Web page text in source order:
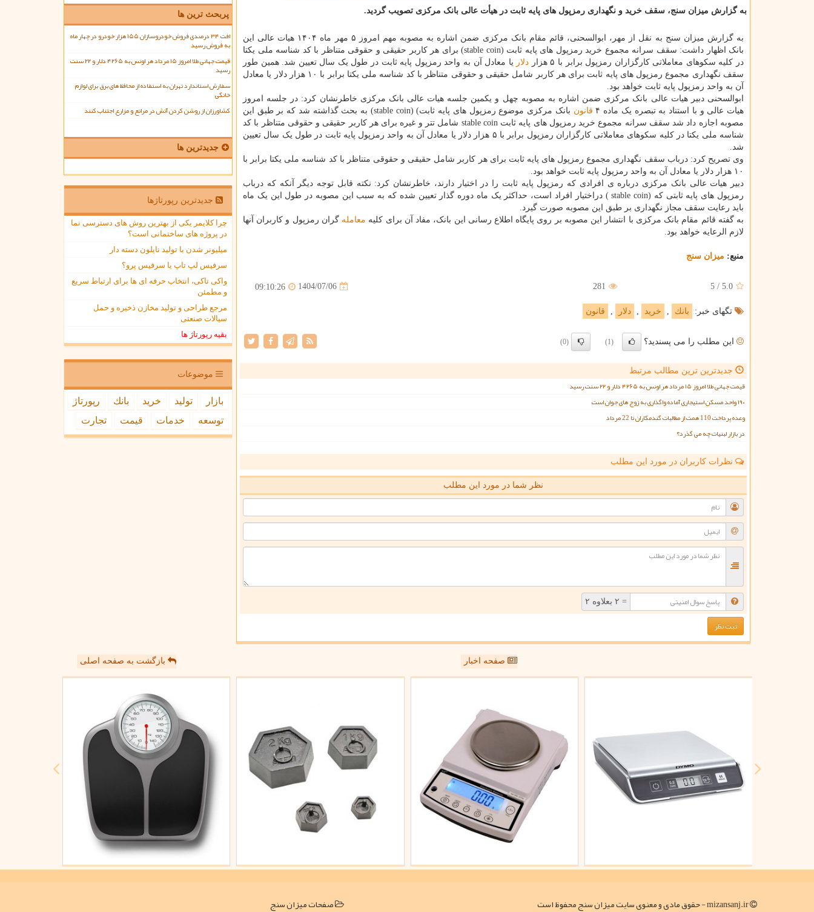
به گزارش میزان سنج، سقف خرید و نگهداری رمزپول های پایه ثابت در هیأت عالی بانک مرکزی تصویب گردید.
به گزارش میزان سنج به نقل از مهر، ابوالسحنی، قائم مقام بانک مرکزی ضمن اشاره به مصوبه مهم امروز ۵ مهر ماه ۱۴۰۴ هیات عالی این
بانک اظهار داشت: سقف سرانه مجموع خرید رمزپول های پایه ثابت (stable coin) برای هر کاربر حقیقی و حقوقی متناظر با کد شناسه ملی یکتا
در کلیه سکوهای معاملاتی کارگزاران رمزپول برابر با ۵ هزار
دلار یا معادل آن به واحد رمزپول پایه ثابت در طول یک سال تعیین شد. همین طور
سقف نگهداری مجموع رمزپول های پایه ثابت برای هر کاربر شامل حقیقی و حقوقی متناظر با کد شناسه ملی یکتا برابر با ۱۰ هزار دلار یا معادل
آن به واحد رمزپول پایه ثابت خواهد بود.
ابوالسحنی دبیر هیات عالی بانک مرکزی ضمن اشاره به مصوبه چهل و یکمین جلسه هیات عالی بانک مرکزی خاطرنشان کرد: در جلسه امروز
هیات عالی و با استناد به تبصره یک ماده ۴
قانون
بانک مرکزی موضوع رمزپول های پایه ثابت) (stable coin) به بحث گذاشته شد که بر طبق این
مصوبه اجازه داد شد سقف سرانه مجموع خرید رمزپول های پایه ثابت stable coin شامل تتر و غیره برای هر کاربر حقیقی و حقوقی متناظر با کد
شناسه ملی یکتا در کلیه سکوهای معاملاتی کارگزاران رمزپول برابر با ۵ هزار دلار یا معادل آن به واحد رمزپول پایه ثابت در طول یک سال تعیین
شد.
وی تصریح کرد: درباب سقف نگهداری مجموع رمزپول های پایه ثابت برای هر کاربر شامل حقیقی و حقوقی متناظر با کد شناسه ملی یکتا برابر با
۱۰ هزار دلار یا معادل آن به واحد رمزپول پایه ثابت خواهد بود.
دبیر هیات عالی بانک مرکزی درباره ی افرادی که رمزپول پایه ثابت را در اختیار دارند، خاطرنشان کرد: نکته قابل توجه دیگر آنکه که درباب
رمزپول های پایه ثابتی که (stable coin ) دراختیار افراد است، حداکثر یک ماه دوره گذار تعیین شده که به سبب این مصوبه در طول این یک ماه
باید رعایت سقف مجاز نگهداری بر طبق این مصوبه صورت گیرد.
به گفته قائم مقام بانک مرکزی با انتشار این مصوبه بر روی پایگاه اطلاع رسانی این بانک، مفاد آن برای کلیه معامله گران رمزپول و کاربران آنها
لازم الرعایه خواهد بود.
منبع: میزان سنج
5.0
/
5
281
1404/07/06
09:10:26
تگهای خبر: بانك خرید دلار قانون
این مطلب را می پسندید؟ (1)
(0)
جدیدترین ترین مطالب مرتبط
قیمت جهانی طلا امروز ۱۵ مرداد هر اونس به ۴۲۶۵ دلار و ۲۲ سنت رسید
۱۹۰ واحد مسکن استیجاری آماده واگذاری به زوج های جوان است
وعده پرداخت 110 همت از مطالبات گندمکاران تا 22 مرداد
در بازار لبنیات چه می گذرد؟
نظرات کاربران در مورد این مطلب
نظر شما در مورد این مطلب
= ۲ بعلاوه ۲
پربحث ترین ها
افت ۳۴ درصدی فروش خودروسازان ۱۵۵ هزار خودرو در چهار ماه
به فروش رسید
قیمت جهانی طلا امروز ۱۵ مرداد هر اونس به ۴۲۶۵ دلار و ۲۲ سنت
رسید
سفارش استاندارد تهران به استفاده از محافظ های برق برای لوازم
خانگی
کشاورزان از روشن کردن آتش در مراتع و مزارع اجتناب کنند
جدیدترین ها
جدیدترین رپورتاژها
چرا کلایمر یکی از بهترین روش های دسترسی نما
در پروژه های ساختمانی است؟
میلیونر شدن با تولید نایلون دسته دار
سرفیس لپ تاپ یا سرفیس پرو؟
واکی تاکی، انتخاب حرفه ای ها برای ارتباط سریع
و مطمئن
مرجع طراحی و تولید مخازن ذخیره و حمل
سیالات صنعتی
بقیه رپورتاژ ها
موضوعات
بازار تولید خرید بانك
رپورتاژ
توسعه
خدمات قیمت تجارت
صفحه اخبار بازگشت به صفحه اصلی
صفحات میزان سنج